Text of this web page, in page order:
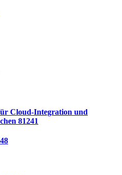
Cloud-Integration und
81241